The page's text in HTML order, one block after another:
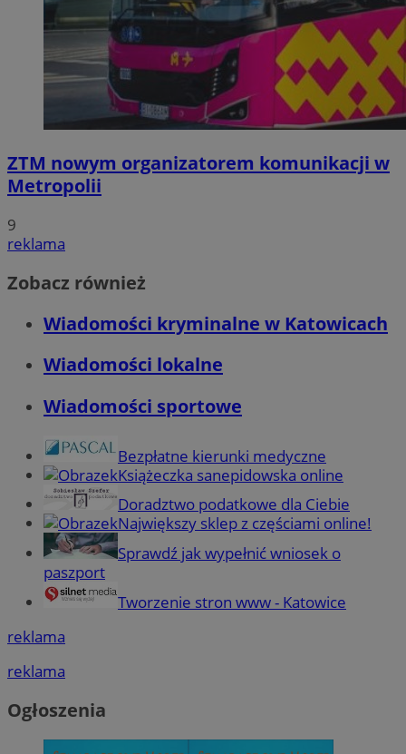
ZTM nowym organizatorem komunikacji w
Metropolii
9
reklama
Zobacz również
Wiadomości kryminalne w Katowicach
Wiadomości lokalne
Wiadomości sportowe
Bezpłatne kierunki medyczne
Książeczka sanepidowska online
Doradztwo podatkowe dla Ciebie
Największy sklep z częściami online!
Sprawdź jak wypełnić wniosek o
paszport
Tworzenie stron www - Katowice
reklama
reklama
Ogłoszenia